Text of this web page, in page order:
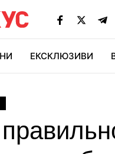
ЕКСКЛЮЗИВИ